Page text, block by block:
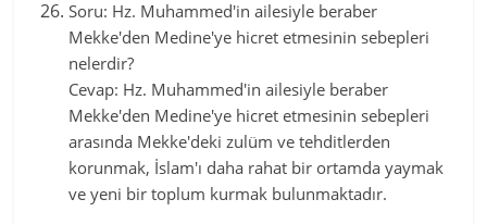
Soru: Hz. Muhammed'in ailesiyle beraber
Mekke'den Medine'ye hicret etmesinin sebepleri
nelerdir?
Cevap: Hz. Muhammed'in ailesiyle beraber
Mekke'den Medine'ye hicret etmesinin sebepleri
arasında Mekke'deki zulüm ve tehditlerden
korunmak, İslam'ı daha rahat bir ortamda yaymak
ve yeni bir toplum kurmak bulunmaktadır.